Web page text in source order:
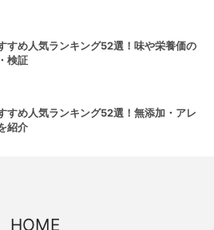
すめ人気ランキング52選！味や栄養価の
検証
すめ人気ランキング52選！無添加・アレ
紹介
HOME